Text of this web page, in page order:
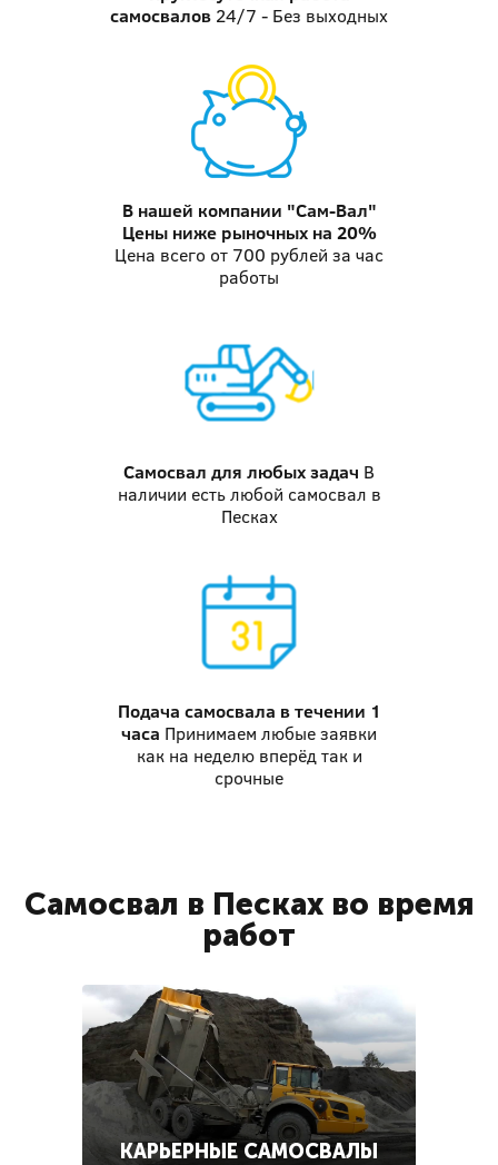
самосвалов 24/7 - Без выходных
В нашей компании "Сам-Вал"
Цены ниже рыночных на 20%
Цена всего от 700 рублей за час
работы
Самосвал для любых задач В
наличии есть любой самосвал в
Песках
Подача самосвала в течении 1
часа Принимаем любые заявки
как на неделю вперёд так и
срочные
Самосвал в Песках во время
работ
КАРЬЕРНЫЕ САМОСВАЛЫ